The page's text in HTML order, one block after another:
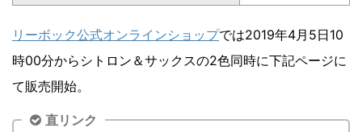
リーボック公式オンラインショップでは2019年4月5日10
時00分からシトロン＆サックスの2色同時に下記ページに
て販売開始。
直リンク